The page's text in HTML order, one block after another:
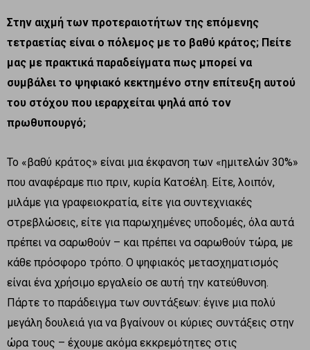
Στην αιχμή των προτεραιοτήτων της επόμενης
τετραετίας είναι ο πόλεμος με το βαθύ κράτος; Πείτε
μας με πρακτικά παραδείγματα πως μπορεί να
συμβάλει το ψηφιακό κεκτημένο στην επίτευξη αυτού
του στόχου που ιεραρχείται ψηλά από τον
πρωθυπουργό;
Το «βαθύ κράτος» είναι μια έκφανση των «ημιτελών 30%»
που αναφέραμε πιο πριν, κυρία Κατσέλη. Είτε, λοιπόν,
μιλάμε για γραφειοκρατία, είτε για συντεχνιακές
στρεβλώσεις, είτε για παρωχημένες υποδομές, όλα αυτά
πρέπει να σαρωθούν – και πρέπει να σαρωθούν τώρα, με
κάθε πρόσφορο τρόπο. Ο ψηφιακός μετασχηματισμός
είναι ένα χρήσιμο εργαλείο σε αυτή την κατεύθυνση.
Πάρτε το παράδειγμα των συντάξεων: έγινε μια πολύ
μεγάλη δουλειά για να βγαίνουν οι κύριες συντάξεις στην
ώρα τους – έχουμε ακόμα εκκρεμότητες στις